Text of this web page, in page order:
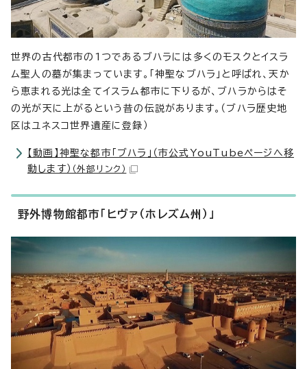
世界の古代都市の1つであるブハラには多くのモスクとイスラ
ム聖人の墓が集まっています。「神聖なブハラ」と呼ばれ、天か
ら恵まれる光は全てイスラム都市に下りるが、ブハラからはそ
の光が天に上がるという昔の伝説があります。（ブハラ歴史地
区はユネスコ世界遺産に登録）
【動画】神聖な都市「ブハラ」（市公式YouTubeページへ移
動します） （外部リンク）
野外博物館都市「ヒヴァ（ホレズム州）」